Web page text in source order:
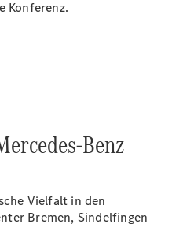
-
Konferenz.
Vielfalt in den
Bremen, Sindelfingen